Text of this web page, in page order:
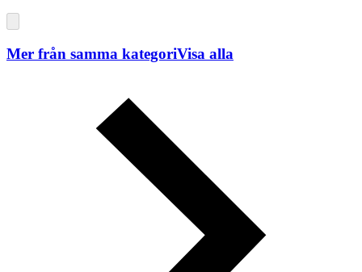
Mer från samma kategoriVisa alla